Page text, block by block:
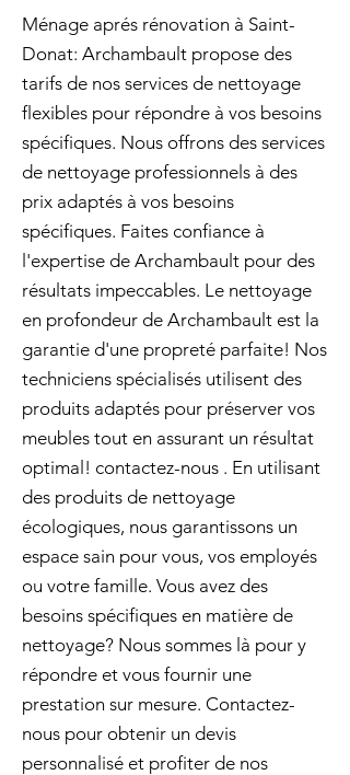
Ménage aprés rénovation à Saint-
Donat: Archambault propose des
tarifs de nos services de nettoyage
flexibles pour répondre à vos besoins
spécifiques. Nous offrons des services
de nettoyage professionnels à des
prix adaptés à vos besoins
spécifiques. Faites confiance à
l'expertise de Archambault pour des
résultats impeccables. Le nettoyage
en profondeur de Archambault est la
garantie d'une propreté parfaite! Nos
techniciens spécialisés utilisent des
produits adaptés pour préserver vos
meubles tout en assurant un résultat
optimal! contactez-nous . En utilisant
des produits de nettoyage
écologiques, nous garantissons un
espace sain pour vous, vos employés
ou votre famille. Vous avez des
besoins spécifiques en matière de
nettoyage? Nous sommes là pour y
répondre et vous fournir une
prestation sur mesure. Contactez-
nous pour obtenir un devis
personnalisé et profiter de nos